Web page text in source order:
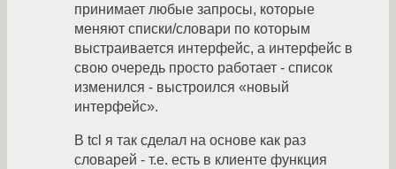
принимает любые запросы, которые
меняют списки/словари по которым
выстраивается интерфейс, а интерфейс в
свою очередь просто работает - список
изменился - выстроился «новый
интерфейс».
В tcl я так сделал на основе как раз
словарей - т.е. есть в клиенте функция